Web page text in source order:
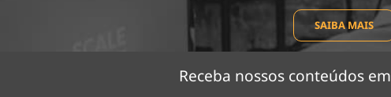
SAIBA MAIS
Receba nossos conteúdos em